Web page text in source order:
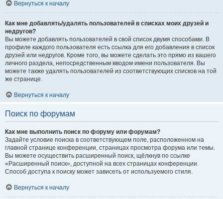
Вернуться к началу
Как мне добавлять/удалять пользователей в списках моих друзей и
недругов?
Вы можете добавлять пользователей в свой список двумя способами. В
профиле каждого пользователя есть ссылка для его добавления в список
друзей или недругов. Кроме того, вы можете сделать это прямо из вашего
личного раздела, непосредственным вводом имени пользователя. Вы
можете также удалять пользователей из соответствующих списков на той
же странице.
Вернуться к началу
Поиск по форумам
Как мне выполнить поиск по форуму или форумам?
Задайте условие поиска в соответствующем поле, расположенном на
главной странице конференции, страницах просмотра форума или темы.
Вы можете осуществить расширенный поиск, щёлкнув по ссылке
«Расширенный поиск», доступной на всех страницах конференции.
Способ доступа к поиску может зависеть от используемого стиля.
Вернуться к началу